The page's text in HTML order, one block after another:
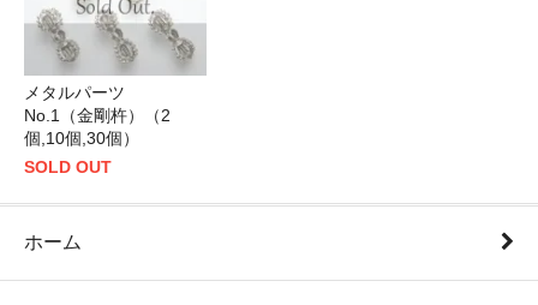
メタルパーツ
No.1（金剛杵）（2
個,10個,30個）
SOLD OUT
ホーム